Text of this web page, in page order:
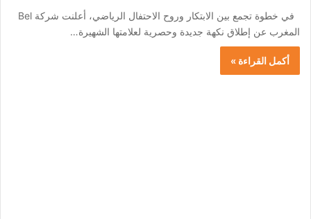
في خطوة تجمع بين الابتكار وروح الاحتفال الرياضي، أعلنت شركة Bel
المغرب عن إطلاق نكهة جديدة وحصرية لعلامتها الشهيرة…
أكمل القراءة »